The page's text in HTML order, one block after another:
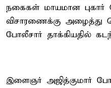
நகைகள் மாயமான
விசாரணைக்கு அழைத்து
போலீசார் தாக்கியதில்
இளைஞர் அஜித்குமார்